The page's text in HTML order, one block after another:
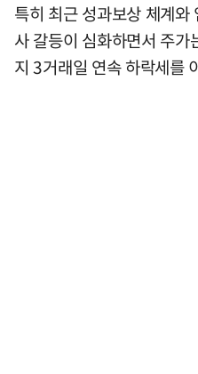
특히 최근 성과보상 체계
사 갈등이 심화하면서 주
지 3거래일 연속 하락세를